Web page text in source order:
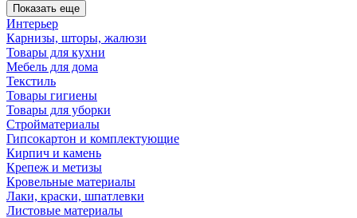
Показать еще
Интерьер
Карнизы, шторы, жалюзи
Товары для кухни
Мебель для дома
Текстиль
Товары гигиены
Товары для уборки
Стройматериалы
Гипсокартон и комплектующие
Кирпич и камень
Крепеж и метизы
Кровельные материалы
Лаки, краски, шпатлевки
Листовые материалы